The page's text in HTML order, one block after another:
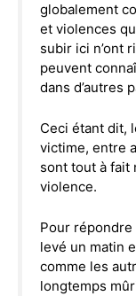
globalement
et violences
subir ici n’ont
peuvent
dans d’autres
Ceci étant dit,
victime, entre
sont tout à fait
violence.
Pour répondre
levé un matin
comme les
longtemps